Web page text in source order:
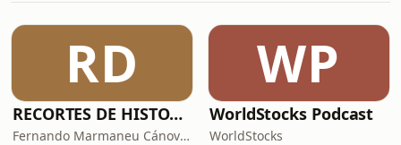
acompañamiento, apoyo pre-
terapéutico y derivación
interdisciplinaria frente a casos que
así lo ameriten.RECUERDA:Pued
RD
RECORTES DE HISTORIA Y CIENCIA
Fernando Marmaneu Cánovas
WP
WorldStocks Podcast
WorldStocks